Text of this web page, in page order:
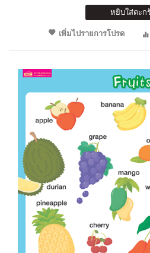
หยิบใส่ตะก
เพิ่มไปรายการโปรด